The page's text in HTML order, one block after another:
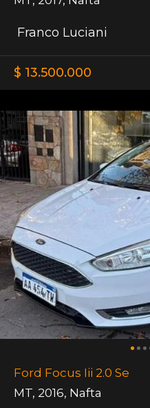
Franco Luciani
$ 13.500.000
Ford Focus Iii 2.0 Se
MT, 2016, Nafta